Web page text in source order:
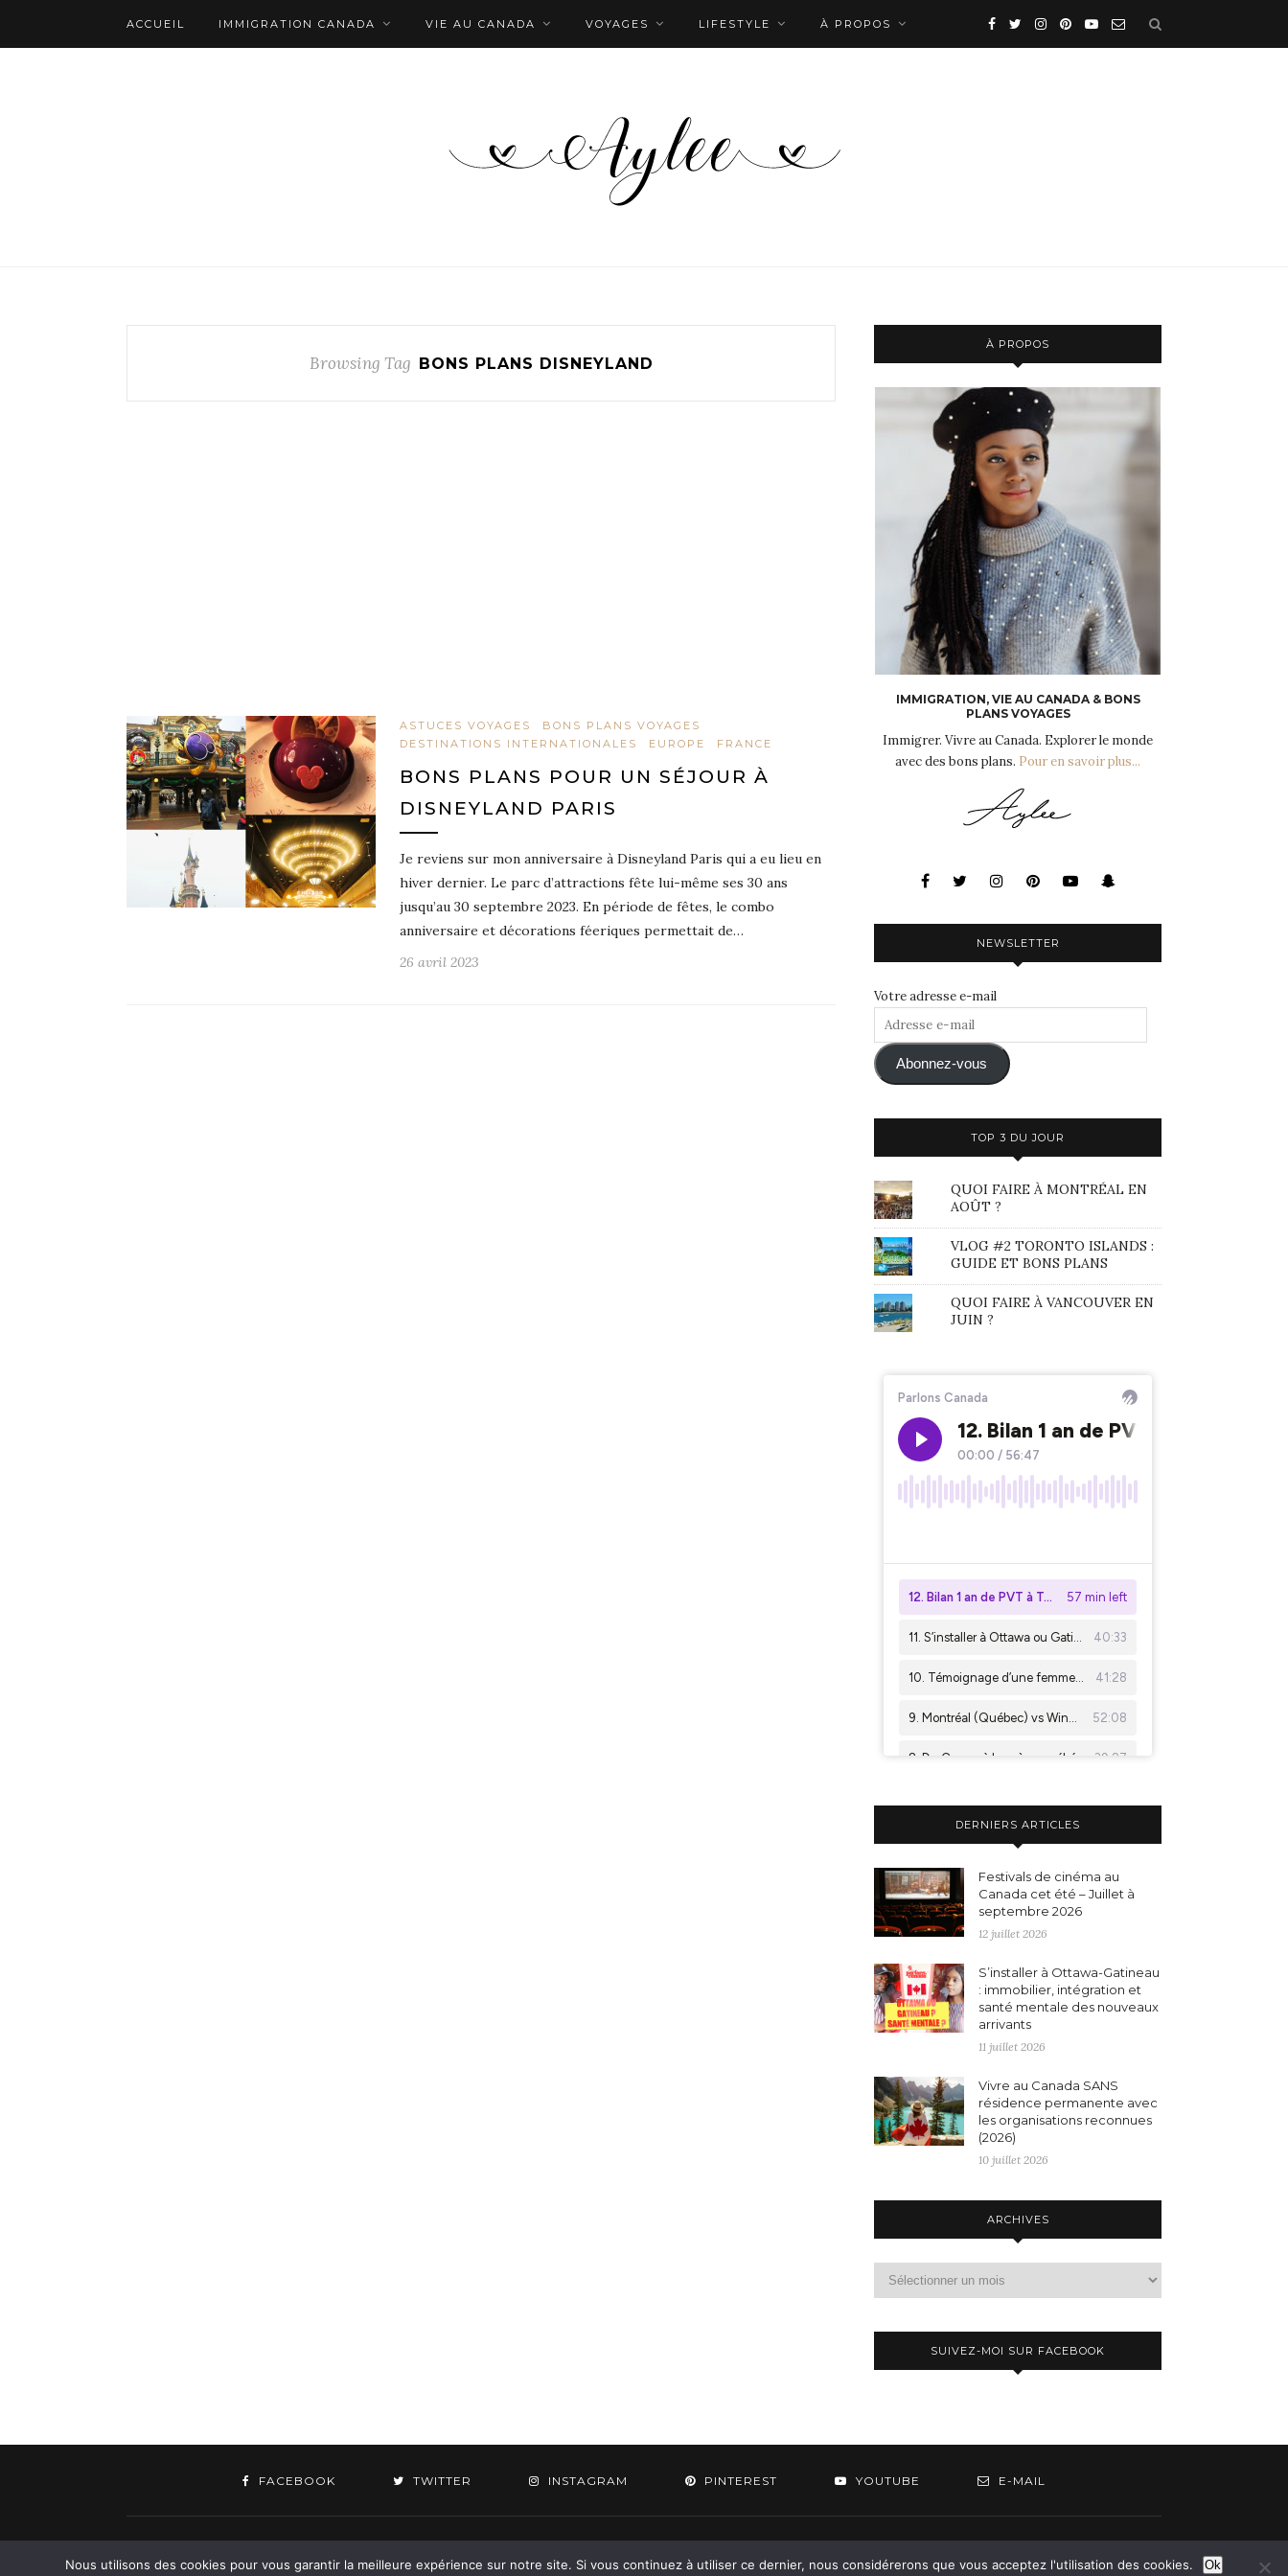
ACCUEIL IMMIGRATION CANADA VIE AU CANADA VOYAGES LIFESTYLE À PROPOS
Browsing Tag BONS PLANS DISNEYLAND
ASTUCES VOYAGES
BONS PLANS VOYAGES
DESTINATIONS INTERNATIONALES
EUROPE FRANCE
BONS PLANS POUR UN SÉJOUR À
DISNEYLAND PARIS
Je reviens sur mon anniversaire à Disneyland Paris qui a eu lieu en
hiver dernier. Le parc d’attractions fête lui-même ses 30 ans
jusqu’au 30 septembre 2023. En période de fêtes, le combo
anniversaire et décorations féeriques permettait de…
26 avril 2023
À PROPOS
IMMIGRATION, VIE AU CANADA & BONS
PLANS VOYAGES
Immigrer. Vivre au Canada. Explorer le monde
avec des bons plans. Pour en savoir plus...
NEWSLETTER
Votre adresse e-mail
Adresse
mail Abonnez-vous
TOP 3 DU JOUR
QUOI FAIRE À MONTRÉAL EN
AOÛT ?
VLOG #2 TORONTO ISLANDS :
GUIDE ET BONS PLANS
QUOI FAIRE À VANCOUVER EN
JUIN ?
DERNIERS ARTICLES
Festivals de cinéma au
Canada cet été – Juillet à
septembre 2026
12 juillet 2026
S’installer à Ottawa-Gatineau
: immobilier, intégration et
santé mentale des nouveaux
arrivants
11 juillet 2026
Vivre au Canada SANS
résidence permanente avec
les organisations reconnues
(2026)
10 juillet 2026
ARCHIVES
SUIVEZ-MOI SUR FACEBOOK
FACEBOOK TWITTER INSTAGRAM PINTEREST YOUTUBE E-MAIL
Nous utilisons des cookies pour vous garantir la meilleure expérience sur notre site. Si vous continuez à utiliser ce dernier, nous considérerons que vous acceptez l'utilisation des cookies. Ok